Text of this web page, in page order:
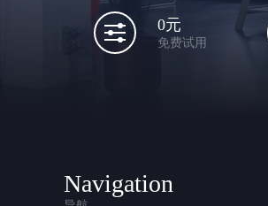
0元
免费试用
Navigation